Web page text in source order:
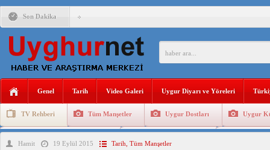
Son Dakika
ANAHTAR PARTİ GENEL BAŞKANI AĞIRALİOĞLU :
DİYANET AKADEMİSİ BAŞKANI DOÇ.DR.KAAN : DOĞU
150 YILDIR KAYNAYAN YARAMIZ : ÇİN İŞGALİNDEKİ
MHP’DEN URUMÇİ KATLİAMI MESAJİ : 05.07.2009
Genel Tarih Video Galeri Uygur Diyarı ve Yöreleri
TV Rehberi Tüm Manşetler Uygur Dostları Uygur
Uygurlarda Düğün ve Cenaze
Hamit 19 Eylül 2015 Tarih Tüm Manşetler